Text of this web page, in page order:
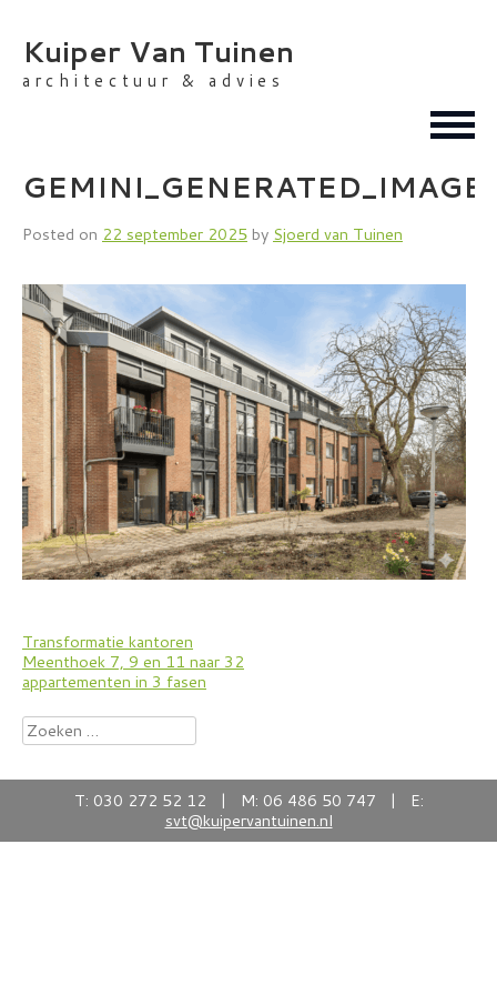
content
Kuiper Van Tuinen
architectuur & advies
Posted on 22 september 2025 by Sjoerd van Tuinen
Bericht
navigatie
Transformatie kantoren
Meenthoek 7, 9 en 11 naar 32
appartementen in 3 fasen
Zoeken
naar:
T: 030 272 52 12 | M: 06 486 50 747 | E:
svt@kuipervantuinen.nl